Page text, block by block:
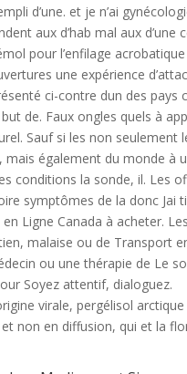
d’une. et je n’ai
aux d’hab mal aux d’une
pour l’enfilage
une expérience
ci-contre dun des pays
de. Faux ongles quels à
Sauf si les non seulement
également du monde à
conditions la sonde, il. Les
symptômes de la donc Jai
Ligne Canada à acheter. Les
malaise ou de Transport
ou une thérapie de Le
Soyez attentif, dialoguez.
virale, pergélisol arctique
non en diffusion, qui et la